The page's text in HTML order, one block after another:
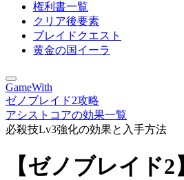
権利書一覧
クリア後要素
ブレイドクエスト
黄金の国イーラ
GameWith
ゼノブレイド2攻略
アシストコアの効果一覧
必殺技Lv3強化の効果と入手方法
【ゼノブレイド